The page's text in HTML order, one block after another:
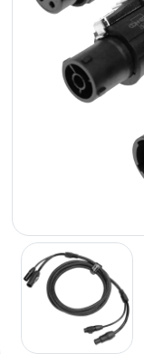
Portfolio
Karriere
Serviceanfrage
Rücksendung